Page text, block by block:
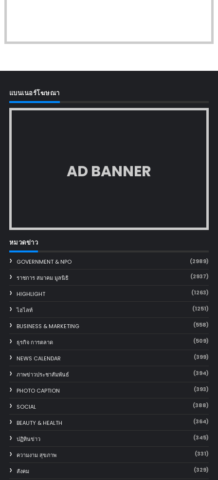
แบนเนอร์โฆษณา
AD BANNER
หมวดข่าว
GOVERNMENT & NPO (2989)
ราชการ สมาคม มูลนิธิ (2937)
HIGHLIGHT (1263)
ไฮไลท์ (1251)
BUSINESS & MARKETING (558)
ธุรกิจ การตลาด (509)
NEWS CALENDAR (399)
ภาพข่าวประชาสัมพันธ์ (394)
PHOTO CAPTION (393)
SOCIAL (388)
BEAUTY & HEALTH (364)
ปฏิทินข่าว (345)
ความงาม สุขภาพ (331)
สังคม (329)